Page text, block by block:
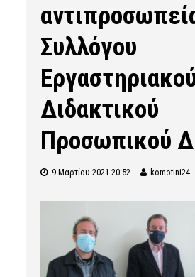
Συλλόγου
Διδακτικού
Προσωπικού
9 Μαρτίου 2021 20:52 komotini24